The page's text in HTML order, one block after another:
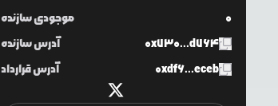
موجودی سازنده
0
آدرس سازنده
0x730...d764
آدرس قرارداد
0xdf6...eceb